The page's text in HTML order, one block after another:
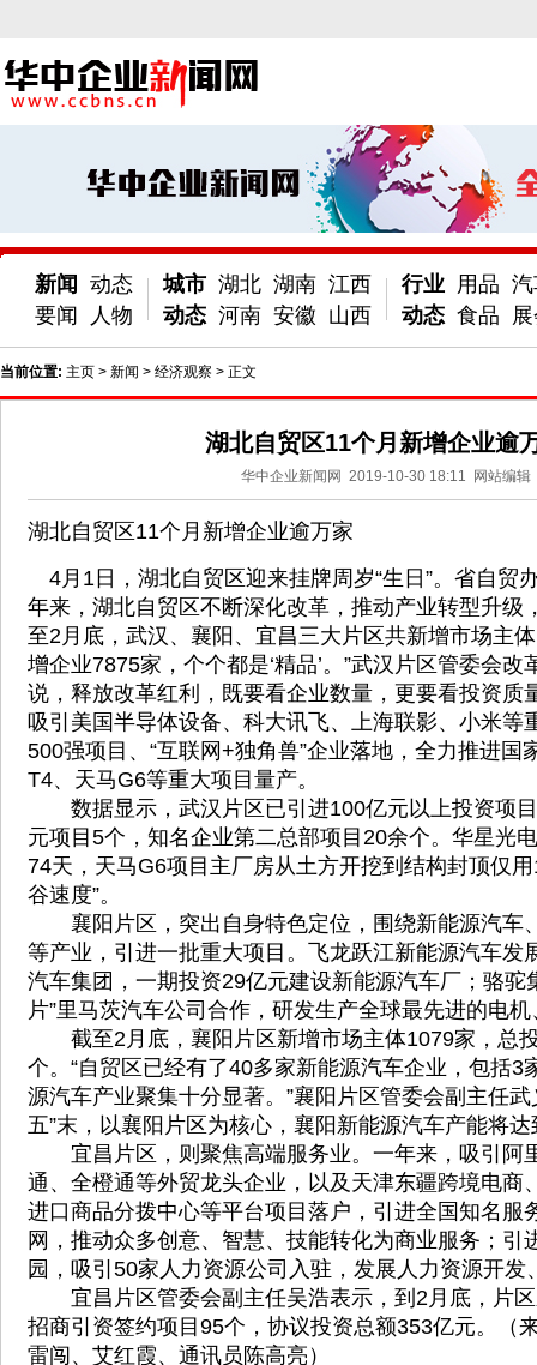
新闻
要闻
动态
人物
城市
动态
湖北 湖南 江西
河南 安徽 山西
行业
动态
用品
食品
当前位置: 主页 > 新闻 > 经济观察 > 正文
湖北自贸区11个月新增企业逾
华中企业新闻网 2019-10-30 18:11 网站编辑
湖北自贸区11个月新增企业逾万家
4月1日，湖北自贸区迎来挂牌周岁“生日”。省自贸
年来，湖北自贸区不断深化改革，推动产业转型升级
至2月底，武汉、襄阳、宜昌三大片区共新增市场主
增企业7875家，个个都是‘精品’。”武汉片区管委会
说，释放改革红利，既要看企业数量，更要看投资质
吸引美国半导体设备、科大讯飞、上海联影、小米等
500强项目、“互联网+独角兽”企业落地，全力推进国
T4、天马G6等重大项目量产。
数据显示，武汉片区已引进100亿元以上投资项
元项目5个，知名企业第二总部项目20余个。华星光
74天，天马G6项目主厂房从土方开挖到结构封顶仅
谷速度”。
襄阳片区，突出自身特色定位，围绕新能源汽车
等产业，引进一批重大项目。飞龙跃江新能源汽车发
汽车集团，一期投资29亿元建设新能源汽车厂；骆驼
片”里马茨汽车公司合作，研发生产全球最先进的电
截至2月底，襄阳片区新增市场主体1079家，总
个。“自贸区已经有了40多家新能源汽车企业，包括3
源汽车产业聚集十分显著。”襄阳片区管委会副主任武
五”末，以襄阳片区为核心，襄阳新能源汽车产能将
宜昌片区，则聚焦高端服务业。一年来，吸引阿
通、全橙通等外贸龙头企业，以及天津东疆跨境电商
进口商品分拨中心等平台项目落户，引进全国知名服
网，推动众多创意、智慧、技能转化为商业服务；引
园，吸引50家人力资源公司入驻，发展人力资源开发
宜昌片区管委会副主任吴浩表示，到2月底，片区
招商引资签约项目95个，协议投资总额353亿元。（
雷闯、艾红霞、通讯员陈高亮）